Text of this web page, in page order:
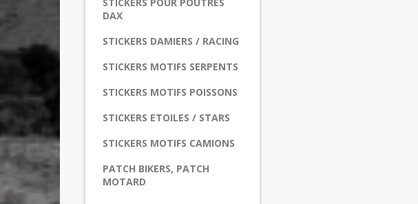
STICKERS POUR POUTRES
DAX
STICKERS DAMIERS / RACING
STICKERS MOTIFS SERPENTS
STICKERS MOTIFS POISSONS
STICKERS ETOILES / STARS
STICKERS MOTIFS CAMIONS
PATCH BIKERS, PATCH
MOTARD